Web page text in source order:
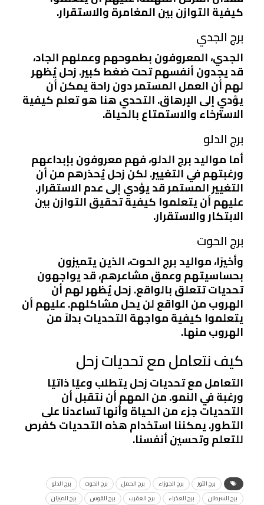
كيفية التوازن بين المغامرة والاستقرار.
برج الجدي
الجدي، المعروفون بطموحهم وعملهم الجاد،
قد يجدون أنفسهم تحت ضغط كبير. زحل يُظهر
لهم أن العمل المستمر دون راحة يمكن أن
يؤدي إلى الإرهاق. التحدي هنا هو تعلم كيفية
الاسترخاء والاستمتاع بالحياة.
برج الدلو
أما مواليد برج الدلو، فهم معروفون بإبداعهم
ورغبتهم في التغيير. لكن زحل يُحذرهم من أن
التغيير المستمر قد يؤدي إلى عدم الاستقرار.
عليهم أن يتعلموا كيفية تحقيق التوازن بين
الابتكار والاستقرار.
برج الحوت
وأخيرًا، مواليد برج الحوت، الذين يتميزون
بحساسيتهم وعمق مشاعرهم، قد يواجهون
تحديات تتعلق بالواقع. زحل يُظهر لهم أن
الهروب من الواقع لن يحل مشاكلهم. عليهم أن
يتعلموا كيفية مواجهة التحديات بدلاً من
الهروب منها.
كيف نتعامل مع تحديات زحل
التعامل مع تحديات زحل يتطلب وعيًا ذاتيًا
ورغبة في النمو. من المهم أن نتقبل أن
التحديات جزء من الحياة وأنها تساعدنا على
التطور. يمكننا استخدام هذه التحديات كفرص
للتعلم وتحسين أنفسنا.
برج الثور برج الجوزاء برج الحمل برج الحوت
برج الدلو
برج السرطان
برج العذراء برج العقرب برج القوس
برج الميزان